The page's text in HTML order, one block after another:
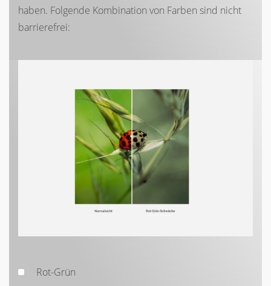
haben. Folgende Kombination von Farben sind nicht
barrierefrei:
Rot-Grün